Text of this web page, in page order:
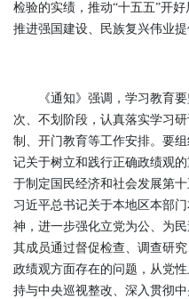
检验的实绩，推动“十五五”开
推进强国建设、民族复兴伟业提
《通知》强调，学习教育要
次、不划阶段，认真落实学习
制、开门教育等工作安排。要
记关于树立和践行正确政绩观
于制定国民经济和社会发展第
习近平总书记关于本地区本部
神，进一步强化立党为公、为
其成员通过督促检查、调查研
政绩观方面存在的问题，从党
持与中央巡视整改、深入贯彻